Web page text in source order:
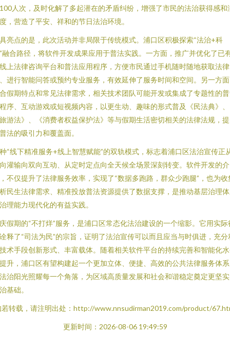
人次，及时化解了多起潜在的矛盾纠纷，增强了市民的法治获得感和
，营造了平安、祥和的节日法治环境。
亮点的是，此次活动并非局限于传统模式。浦口区积极探索“法治+科
融合路径，将软件开发成果应用于普法实践。一方面，推广并优化了已
上法律咨询平台和普法应用程序，方便市民通过手机随时随地获取法
进行智能问答或预约专业服务，有效延伸了服务时间和空间。另一方
假期特点和常见法律需求，相关技术团队可能开发或集成了专题性的
序、互动游戏或短视频内容，以更生动、趣味的形式普及《民法典》、
游法》、《消费者权益保护法》等与假期生活密切相关的法律法规，
法的吸引力和覆盖面。
“线下精准服务+线上智慧赋能”的双轨模式，标志着浦口区法治宣传正
灌输向双向互动、从定时定点向全天候全场景深刻转变。软件开发的介
不仅提升了法律服务效率，实现了“数据多跑路，群众少跑腿”，也为收
民生法律需求、精准投放普法资源提供了数据支撑，是推动基层治理
理能力现代化的有益实践。
假期的“不打烊”服务，是浦口区常态化法治建设的一个缩影。它用实际
释了“司法为民”的宗旨，证明了法治宣传可以而且应当与时俱进，充分
术手段创新形式、丰富载体。随着相关软件平台的持续完善和智能化
升，浦口区有望构建起一个更加立体、便捷、高效的公共法律服务体
治阳光照耀每一个角落，为区域高质量发展和社会和谐稳定奠定更坚
基础。
若转载，请注明出处：http://www.nnsudirman2019.com/product/
更新时间：2026-08-06 19:49:59